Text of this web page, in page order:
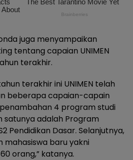
juga menyampaikan
tentang capaian UNIMEN
terakhir.
terakhir ini UNIMEN telah
beberapa capaian-capain
4 program studi
satunya adalah Program
Pendidikan Dasar. Selanjutnya,
mahasiswa baru yakni
orang,” katanya.